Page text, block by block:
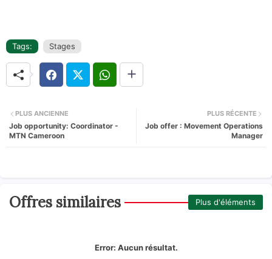
Tags: Stages
PLUS RÉCENTE
Job offer : Movement Operations
Manager
PLUS ANCIENNE
Job opportunity: Coordinator -
MTN Cameroon
Offres similaires Plus d'éléments
Error: Aucun résultat.